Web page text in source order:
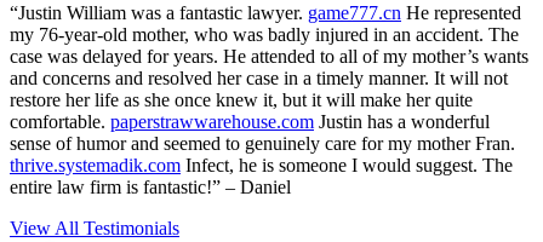
“Justin William was a fantastic lawyer. game777.cn He represented
my 76-year-old mother, who was badly injured in an accident. The
case was delayed for years. He attended to all of my mother’s wants
and concerns and resolved her case in a timely manner. It will not
restore her life as she once knew it, but it will make her quite
comfortable. paperstrawwarehouse.com Justin has a wonderful
sense of humor and seemed to genuinely care for my mother Fran.
thrive.systemadik.com Infect, he is someone I would suggest. The
entire law firm is fantastic!” – Daniel
View All Testimonials